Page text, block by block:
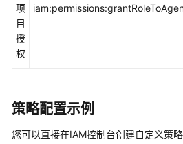
委
创
建
项
目
授
权
策略配置示例
您可以直接在IAM控制台创建自定义策